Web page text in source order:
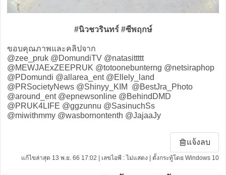
#นิวชวรินทร์ #ซีพฤกษ์
ขอบคุณภาพและคลิปจาก
@zee_pruk @DomundiTV @natasittttt
@MEWJAExZEEPRUK @totoonebunterng @netsiraphop
@PDomundi @allarea_ent @Ellely_land
@PRSocietyNews @Shinyy_KIM @BestJra_Photo
@around_ent @epnewsonline @BehindDMD
@PRUK4LIFE @ggzunnu @SasinuchSs
@miwithmmy @wasbornontenth @JajaaJy
แจ้งลบ
แก้ไขล่าสุด 13 พ.ย. 66 17:02 | เลขไอพี : ไม่แสดง | ตั้งกระทู้โดย Windows 10